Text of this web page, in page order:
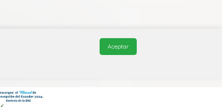
Aceptar